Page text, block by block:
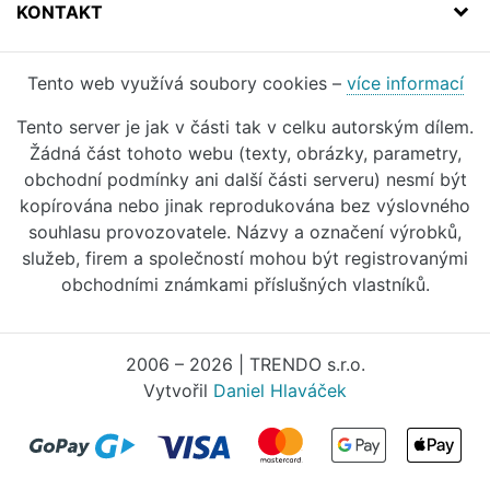
KONTAKT
Tento web využívá soubory cookies – více informací
Tento server je jak v části tak v celku autorským dílem.
Žádná část tohoto webu (texty, obrázky, parametry,
obchodní podmínky ani další části serveru) nesmí být
kopírována nebo jinak reprodukována bez výslovného
souhlasu provozovatele. Názvy a označení výrobků,
služeb, firem a společností mohou být registrovanými
obchodními známkami příslušných vlastníků.
2006 – 2026 | TRENDO s.r.o.
Vytvořil Daniel Hlaváček